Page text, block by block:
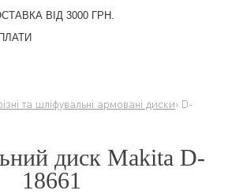
ВІД 3000 ГРН.
та шліфувальні армовані диски› D-
диск Makita D-
18661